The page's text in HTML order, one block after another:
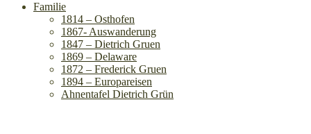
Familie
1814 – Osthofen
1867- Auswanderung
1847 – Dietrich Gruen
1869 – Delaware
1872 – Frederick Gruen
1894 – Europareisen
Ahnentafel Dietrich Grün